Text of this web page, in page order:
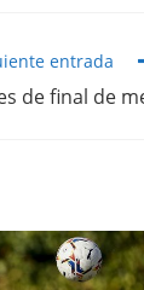
entrada
de final de